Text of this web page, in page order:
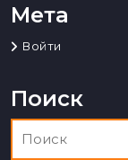
Мета
Войти
Поиск